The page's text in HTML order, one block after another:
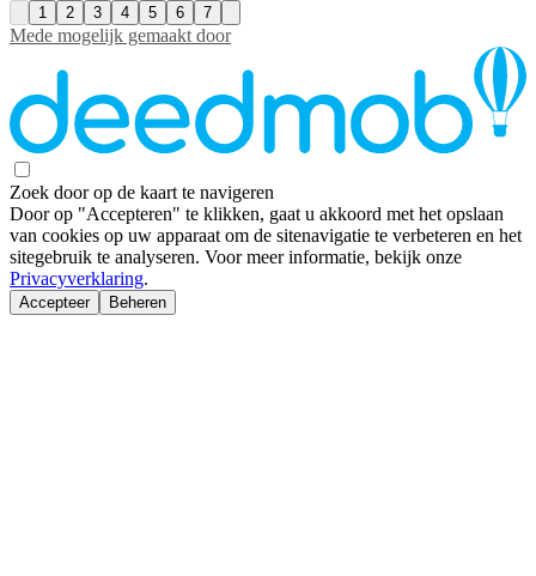
1 2 3 4 5 6 7
Mede mogelijk gemaakt door
Zoek door op de kaart te navigeren
Door op "Accepteren" te klikken, gaat u akkoord met het opslaan
van cookies op uw apparaat om de sitenavigatie te verbeteren en het
sitegebruik te analyseren. Voor meer informatie, bekijk onze
Privacyverklaring.
Accepteer Beheren